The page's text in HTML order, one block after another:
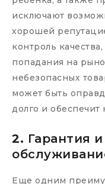
исключают
хорошей
контроль
попадания на
небезопасных
может быть
долго и обеспечит
2. Гарантия
Еще одним